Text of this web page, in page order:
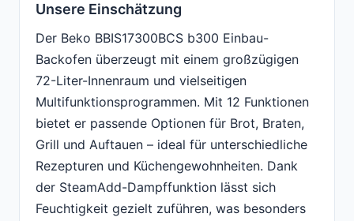
Unsere Einschätzung
Der Beko BBIS17300BCS b300 Einbau-
Backofen überzeugt mit einem großzügigen
72-Liter-Innenraum und vielseitigen
Multifunktionsprogrammen. Mit 12 Funktionen
bietet er passende Optionen für Brot, Braten,
Grill und Auftauen – ideal für unterschiedliche
Rezepturen und Küchengewohnheiten. Dank
der SteamAdd-Dampffunktion lässt sich
Feuchtigkeit gezielt zuführen, was besonders